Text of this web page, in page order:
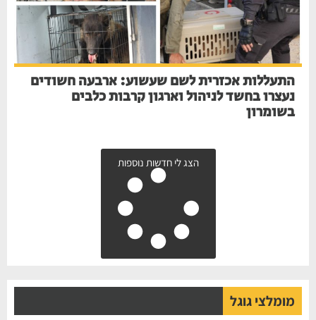
התעללות אכזרית לשם שעשוע: ארבעה חשודים
נעצרו בחשד לניהול וארגון קרבות כלבים
בשומרון
הצג לי חדשות נוספות
מומלצי גוגל